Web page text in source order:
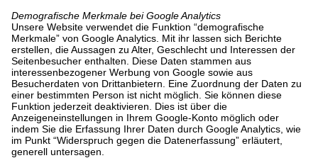
Demografische Merkmale bei Google Analytics
Unsere Website verwendet die Funktion “demografische
Merkmale” von Google Analytics. Mit ihr lassen sich Berichte
erstellen, die Aussagen zu Alter, Geschlecht und Interessen der
Seitenbesucher enthalten. Diese Daten stammen aus
interessenbezogener Werbung von Google sowie aus
Besucherdaten von Drittanbietern. Eine Zuordnung der Daten zu
einer bestimmten Person ist nicht möglich. Sie können diese
Funktion jederzeit deaktivieren. Dies ist über die
Anzeigeneinstellungen in Ihrem Google-Konto möglich oder
indem Sie die Erfassung Ihrer Daten durch Google Analytics, wie
im Punkt “Widerspruch gegen die Datenerfassung” erläutert,
generell untersagen.